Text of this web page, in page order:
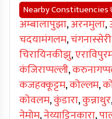
Nearby Constituencies
अम्बालापुझा,अरनमुला,
चदयामंगलम,चंगनास्सेरी
चिरायिनकीझु,
कंजिराप्पल्ली,
कजहक्कूट्टम,कोल्लम,
कोवलम,कुंडारा,कुन्नाथुर